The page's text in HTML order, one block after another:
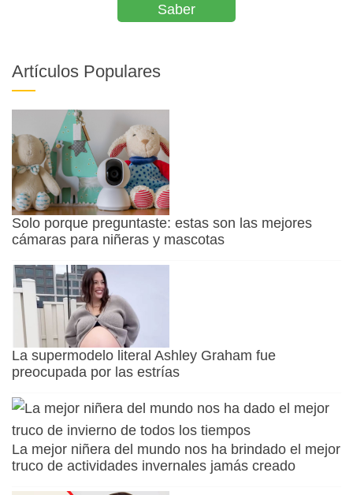
Saber
Artículos Populares
Solo porque preguntaste: estas son las mejores
cámaras para niñeras y mascotas
La supermodelo literal Ashley Graham fue
preocupada por las estrías
La mejor niñera del mundo nos ha brindado el mejor
truco de actividades invernales jamás creado